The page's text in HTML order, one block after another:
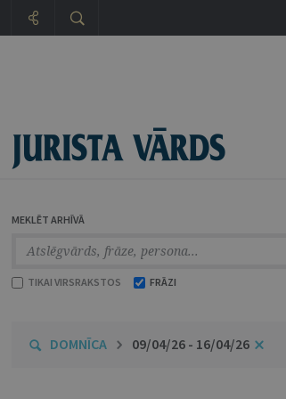
MEKLĒT ARHĪVĀ
TIKAI VIRSRAKSTOS FRĀZI
DOMNĪCA 09/04/26 - 16/04/26